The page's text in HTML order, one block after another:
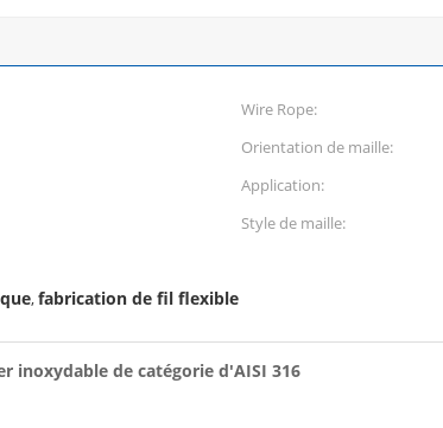
Wire Rope:
Orientation de maille:
Application:
Style de maille:
,fabrication de fil flexible
inoxydable de catégorie d'AISI 316